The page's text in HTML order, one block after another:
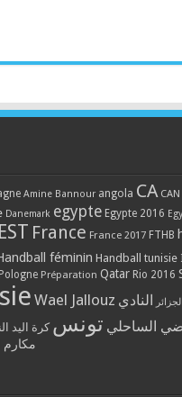
Amine Bannour angola CA CAN
Danemark egypte Egypte 2016
EST France France 2017 FTHB
féminin Handball tunisie
Pologne Préparation Qatar Rio 2016
Wael Jallouz الجزائر النادي
الساحلي تونس كرة اليد
مكارم